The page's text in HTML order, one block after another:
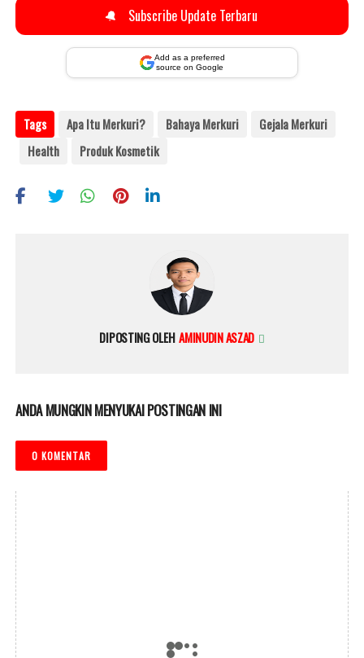
🔔 Subscribe Update Terbaru
Add as a preferred
source on Google
Tags Apa Itu Merkuri? Bahaya Merkuri
Gejala Merkuri
Health
Produk Kosmetik
DIPOSTING OLEH AMINUDIN ASZAD
ANDA MUNGKIN MENYUKAI POSTINGAN INI
0 KOMENTAR